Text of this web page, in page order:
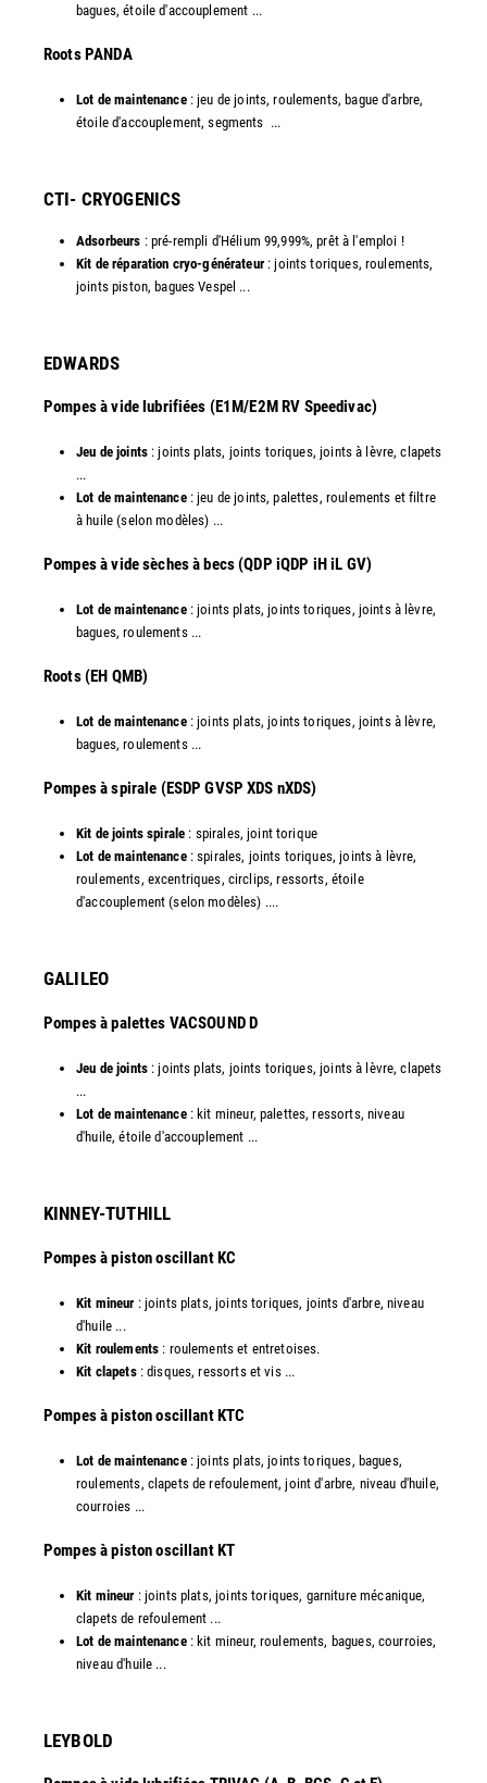
bagues, étoile d'accouplement ...
​Roots PANDA
Lot de maintenance: jeu de joints, roulements, bague d'arbre,
étoile d'accouplement, segments ...​
CTI- CRYOGENICS
Adsorbeurs : pré-rempli d'Hélium 99,999%, prêt à l'emploi !
Kit de réparation cryo-générateur: joints toriques, roulements,
joints piston, bagues Vespel ... ​
EDWARDS
Pompes à vide lubrifiées (E1M/E2M RV Speedivac)
Jeu de joints: joints plats, joints toriques, joints à lèvre, clapets
...
Lot de maintenance: jeu de joints, palettes, roulements et filtre
à huile (selon modèles) ...
​Pompes à vide sèches à becs (QDP iQDP iH iL GV)
Lot de maintenance: joints plats, joints toriques, joints à lèvre,
bagues, roulements ...
Roots (EH QMB)
Lot de maintenance : joints plats, joints toriques, joints à lèvre,
bagues, roulements ...
​Pompes à spirale (ESDP GVSP XDS nXDS)
Kit de joints spirale : spirales, joint torique
Lot de maintenance: spirales, joints toriques, joints à lèvre,
roulements, excentriques, circlips, ressorts, étoile
d'accouplement (selon modèles) ....​
GALILEO
Pompes à palettes VACSOUND D
Jeu de joints : joints plats, joints toriques, joints à lèvre, clapets
...
Lot de maintenance: kit mineur, palettes, ressorts, niveau
d'huile, étoile d'accouplement ...​​
KINNEY-TUTHILL
Pompes à piston oscillant KC
Kit mineur : joints plats, joints toriques, joints d'arbre, niveau
d'huile ...
Kit roulements : roulements et entretoises.
Kit clapets: disques, ressorts et vis ...
​Pompes à piston oscillant KTC
Lot de maintenance : joints plats, joints toriques, bagues,
roulements, clapets de refoulement, joint d'arbre, niveau d'huile,
courroies ...
​Pompes à piston oscillant KT
Kit mineur : joints plats, joints toriques, garniture mécanique,
clapets de refoulement ...
Lot de maintenance: kit mineur, roulements, bagues, courroies,
niveau d'huile ...​
LEYBOLD